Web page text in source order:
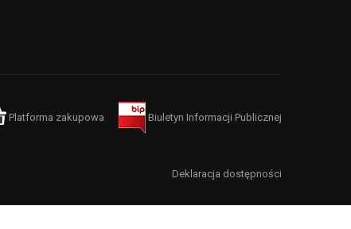
Platforma zakupowa Biuletyn Informacji Publicznej
Deklaracja dostępności